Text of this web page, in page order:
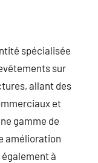
spécialisée
sur
allant des
et
gamme de
amélioration
à